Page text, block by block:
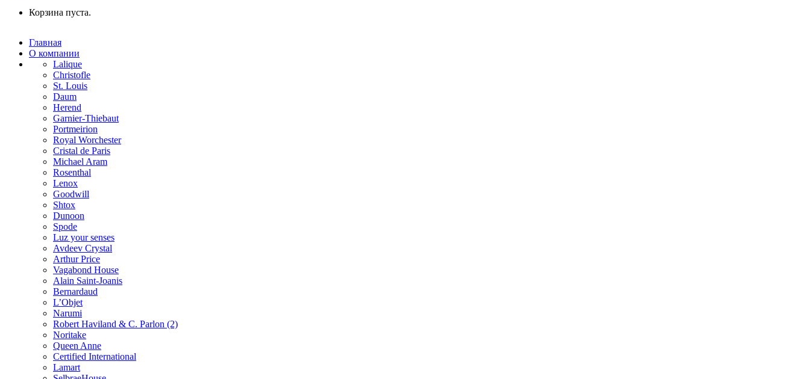
Корзина пуста.
Главная
О компании
Lalique
Christofle
St. Louis
Daum
Herend
Garnier-Thiebaut
Portmeirion
Royal Worchester
Cristal de Paris
Michael Aram
Rosenthal
Lenox
Goodwill
Shtox
Dunoon
Spode
Luz your senses
Avdeev Crystal
Arthur Price
Vagabond House
Alain Saint-Joanis
Bernardaud
L’Objet
Narumi
Robert Haviland & C. Parlon (2)
Noritakе
Queen Anne
Certified International
Lamart